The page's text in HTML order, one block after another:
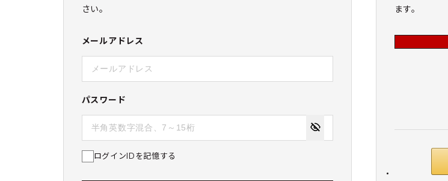
さい。
メールアドレス
パスワード
ログインIDを記憶する
ます。